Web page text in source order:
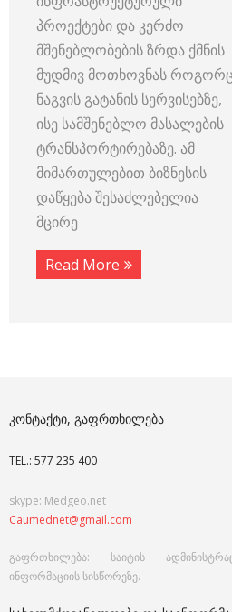
პროექტები და კერძო
მშენებლობების ზრდა ქმნის
მუდმივ მოთხოვნას
ნაგვის გატანის სერვისებზე,
ისე სამშენებლო მასალების
ტრანსპორტირებაზე. ამ
მიმართულებით ბიზნესის
დაწყება შესაძლებელია
მცირე
Read More
ᲙᲝᲜᲢᲐᲥᲢᲘ, ᲒᲐᲤᲠᲗᲮᲘᲚᲔᲑᲐ
TEL.: 577 235 400
skype: Medgeo.net
Caumednet@gmail.com
გაფრთხილება: საიტის
ინფორმაციის სისწორეზე.